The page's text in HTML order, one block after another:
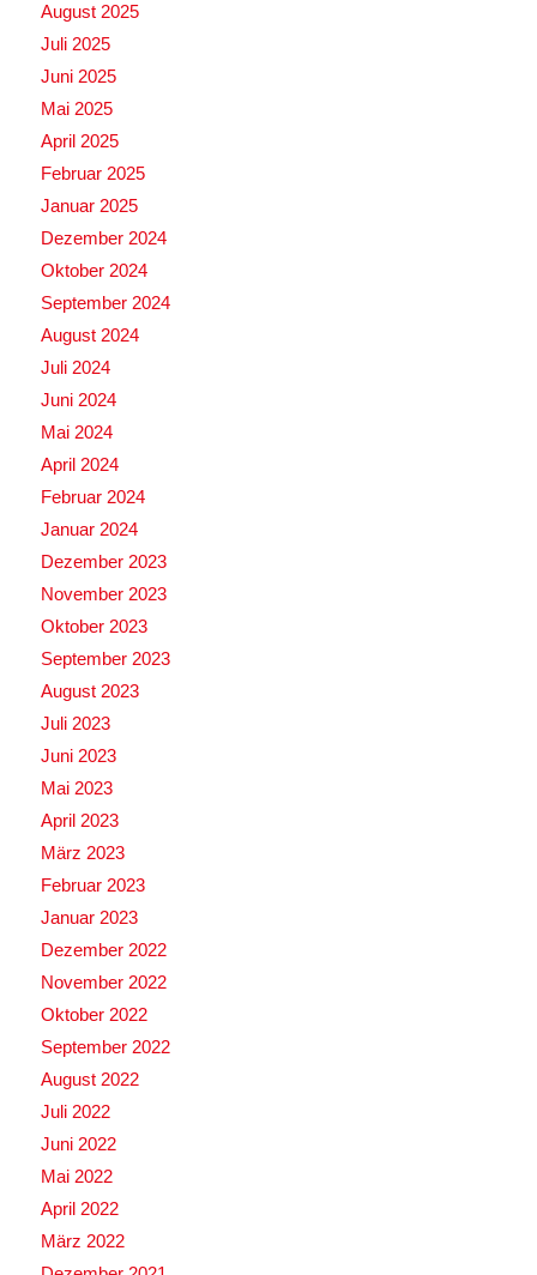
August 2025
Juli 2025
Juni 2025
Mai 2025
April 2025
Februar 2025
Januar 2025
Dezember 2024
Oktober 2024
September 2024
August 2024
Juli 2024
Juni 2024
Mai 2024
April 2024
Februar 2024
Januar 2024
Dezember 2023
November 2023
Oktober 2023
September 2023
August 2023
Juli 2023
Juni 2023
Mai 2023
April 2023
März 2023
Februar 2023
Januar 2023
Dezember 2022
November 2022
Oktober 2022
September 2022
August 2022
Juli 2022
Juni 2022
Mai 2022
April 2022
März 2022